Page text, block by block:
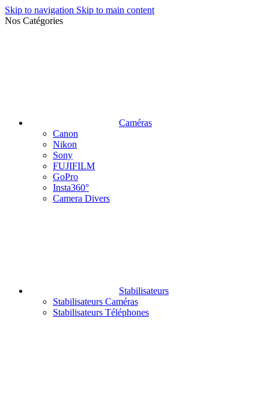
Skip to navigation Skip to main content
Nos Catégories
Caméras
Canon
Nikon
Sony
FUJIFILM
GoPro
Insta360°
Camera Divers
Stabilisateurs
Stabilisateurs Caméras
Stabilisateurs Téléphones